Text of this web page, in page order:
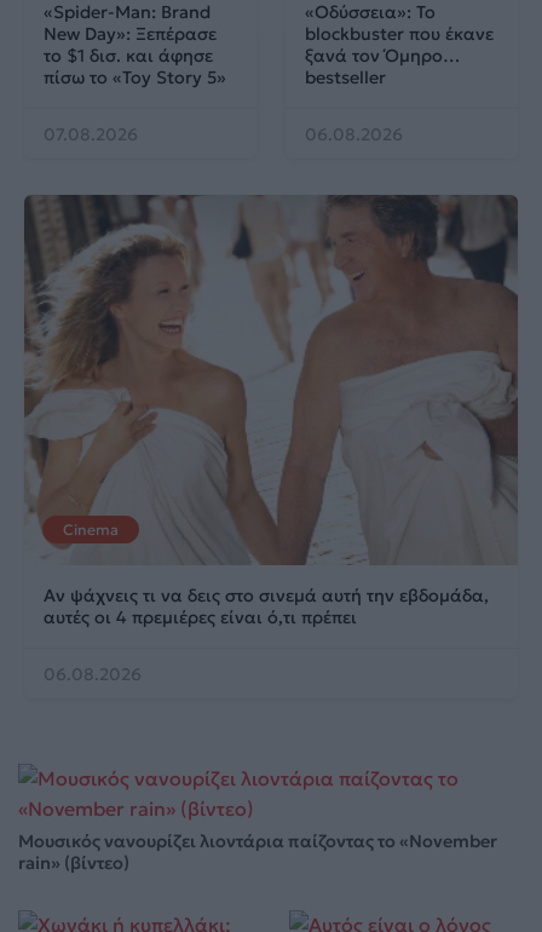
«Spider-Man: Brand
New Day»: Ξεπέρασε
το $1 δισ. και άφησε
πίσω το «Toy Story 5»
07.08.2026
«Οδύσσεια»: Το
blockbuster που έκανε
ξανά τον Όμηρο…
bestseller
06.08.2026
Cinema
Αν ψάχνεις τι να δεις στο σινεμά αυτή την εβδομάδα,
αυτές οι 4 πρεμιέρες είναι ό,τι πρέπει
06.08.2026
Μουσικός νανουρίζει λιοντάρια παίζοντας το «November
rain» (βίντεο)